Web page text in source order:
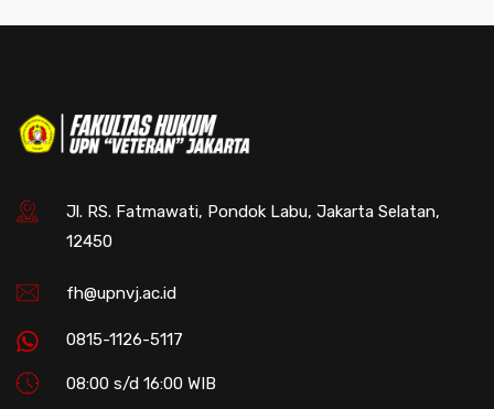
Jl. RS. Fatmawati, Pondok Labu, Jakarta Selatan,
12450
fh@upnvj.ac.id
0815-1126-5117
08:00 s/d 16:00 WIB